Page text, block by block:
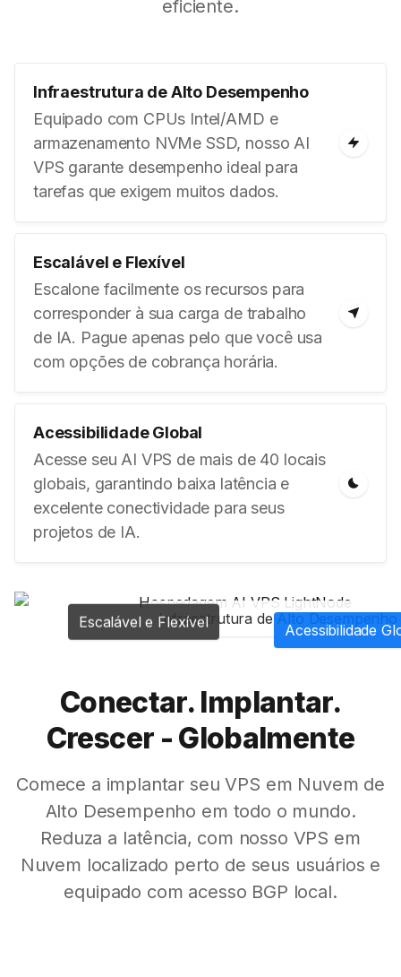
eficiente.
Infraestrutura de Alto Desempenho
Equipado com CPUs Intel/AMD e
armazenamento NVMe SSD, nosso AI
VPS garante desempenho ideal para
tarefas que exigem muitos dados.
Escalável e Flexível
Escalone facilmente os recursos para
corresponder à sua carga de trabalho
de IA. Pague apenas pelo que você usa
com opções de cobrança horária.
Acessibilidade Global
Acesse seu AI VPS de mais de 40 locais
globais, garantindo baixa latência e
excelente conectividade para seus
projetos de IA.
Infraestrutura de Alto Desempenho
Escalável e Flexível Acessibilidade
Conectar. Implantar.
Crescer - Globalmente
Comece a implantar seu VPS em Nuvem de
Alto Desempenho em todo o mundo.
Reduza a latência, com nosso VPS em
Nuvem localizado perto de seus usuários e
equipado com acesso BGP local.